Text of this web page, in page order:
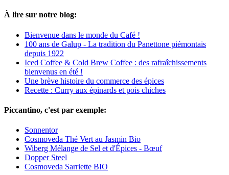
À lire sur notre blog:
Bienvenue dans le monde du Café !
100 ans de Galup - La tradition du Panettone piémontais
depuis 1922
Iced Coffee & Cold Brew Coffee : des rafraîchissements
bienvenus en été !
Une brève histoire du commerce des épices
Recette : Curry aux épinards et pois chiches
Piccantino, c'est par exemple:
Sonnentor
Cosmoveda Thé Vert au Jasmin Bio
Wiberg Mélange de Sel et d'Épices - Bœuf
Dopper Steel
Cosmoveda Sarriette BIO